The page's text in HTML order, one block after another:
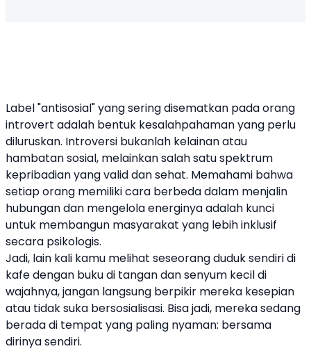
Label "antisosial" yang sering disematkan pada orang
introvert adalah bentuk kesalahpahaman yang perlu
diluruskan. Introversi bukanlah kelainan atau
hambatan sosial, melainkan salah satu spektrum
kepribadian yang valid dan sehat. Memahami bahwa
setiap orang memiliki cara berbeda dalam menjalin
hubungan dan mengelola energinya adalah kunci
untuk membangun masyarakat yang lebih inklusif
secara psikologis.
Jadi, lain kali kamu melihat seseorang duduk sendiri di
kafe dengan buku di tangan dan senyum kecil di
wajahnya, jangan langsung berpikir mereka kesepian
atau tidak suka bersosialisasi. Bisa jadi, mereka sedang
berada di tempat yang paling nyaman: bersama
dirinya sendiri.